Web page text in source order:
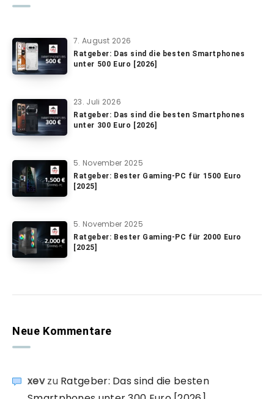
7. August 2026
Ratgeber: Das sind die besten Smartphones
unter 500 Euro [2026]
23. Juli 2026
Ratgeber: Das sind die besten Smartphones
unter 300 Euro [2026]
5. November 2025
Ratgeber: Bester Gaming-PC für 1500 Euro
[2025]
5. November 2025
Ratgeber: Bester Gaming-PC für 2000 Euro
[2025]
Neue Kommentare
xevzu Ratgeber: Das sind die besten